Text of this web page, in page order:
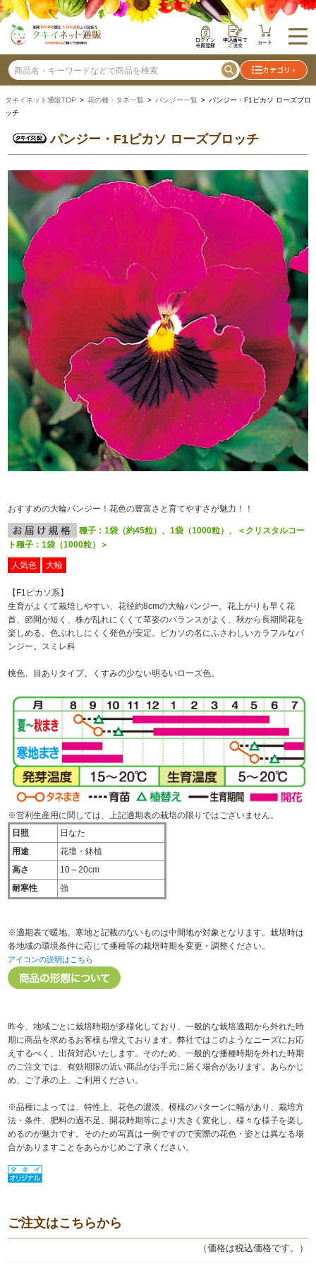
ログイン
会員登録
申込番号で
ご注文 カート
カテゴリ
タキイネット通販TOP > 花の種・タネ一覧 > パンジー一覧 > パンジー・F1ピカソ ローズブロ
ッチ
パンジー・F1ピカソ ローズブロッチ
おすすめの大輪パンジー！花色の豊富さと育てやすさが魅力！！
種子：1袋（約45粒）、1袋（1000粒）、＜クリスタルコー
ト種子：1袋（1000粒）＞
人気色 大輪
【F1 ピカソ系】
生育がよくて栽培しやすい、花径約8cmの大輪パンジー。花上がりも早く花
首、節間が短く、株が乱れにくくて草姿のバランスがよく、秋から長期間花を
楽しめる。色ぶれしにくく発色が安定。ピカソの名にふさわしいカラフルなパ
ンジー。スミレ科
桃色、目ありタイプ。くすみの少ない明るいローズ色。
※営利生産用に関しては、上記適期表の栽培の限りではございません。
日照
日なた
用途
花壇・鉢植
高さ
10～20cm
耐寒性
強
※適期表で暖地、寒地と記載のないものは中間地が対象となります。栽培時は
各地域の環境条件に応じて播種等の栽培時期を変更・調整ください。
アイコンの説明はこちら
昨今、地域ごとに栽培時期が多様化しており、一般的な栽培適期から外れた時
期に商品を求めるお客様も増えております。弊社ではこのようなニーズにお応
えするべく、出荷対応いたします。そのため、一般的な播種時期を外れた時期
のご注文では、有効期限の近い商品がお手元に届く場合があります。あらかじ
め、ご了承の上、ご利用ください。
※品種によっては、特性上、花色の濃淡、模様のパターンに幅があり、栽培方
法・条件、肥料の過不足、開花時期等により大きく変化し、様々な様子を楽し
めるのが魅力です。そのため写真は一例ですので実際の花色・姿とは異なる場
合がありますことをあらかじめご了承ください。
ご注文はこちらから
（価格は税込価格です。）